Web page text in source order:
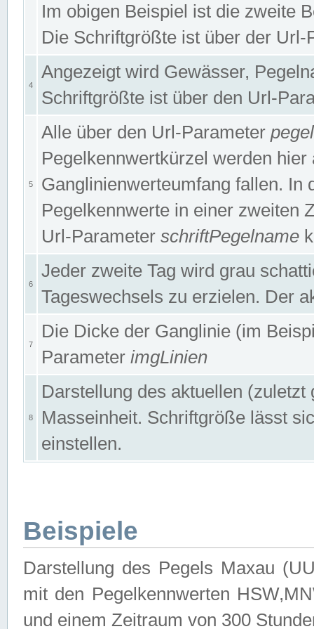
Im obigen Beispiel ist die zweite
Die Schriftgrößte ist über der
4
Angezeigt wird Gewässer,
Schriftgrößte ist über den Url-
5
Alle über den Url-Parameter
Pegelkennwertkürzel werden
Ganglinienwerteumfang fallen. In
Pegelkennwerte in einer zweiten
Url-Parameter schriftPegelname
6
Jeder zweite Tag wird grau
Tageswechsels zu erzielen. Der
7
Die Dicke der Ganglinie (im
Parameter imgLinien
8
Darstellung des aktuellen
Masseinheit. Schriftgröße lässt
einstellen.
Beispiele
Darstellung des Pegels Maxau
mit den Pegelkennwerten
und einem Zeitraum von 300